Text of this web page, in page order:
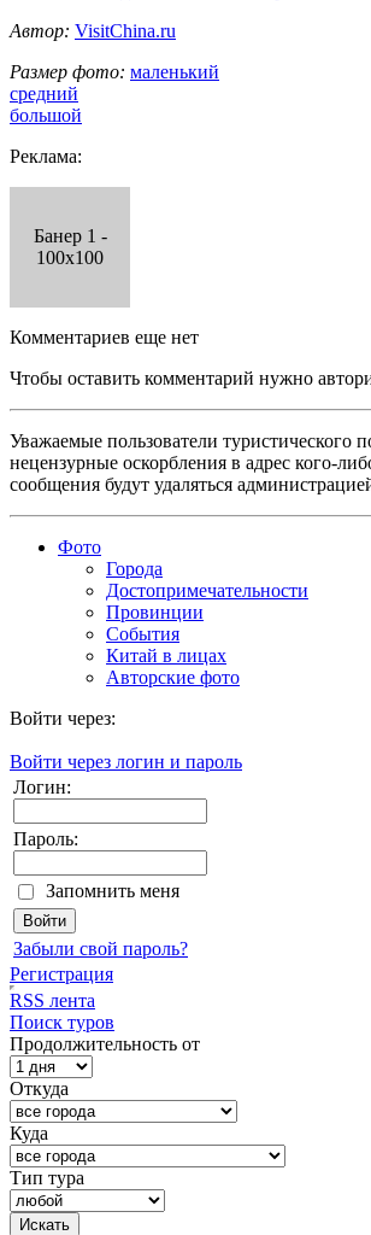
Автор: VisitChina.ru
Размер фото: маленький
средний
большой
Реклама:
Банер 1 -
100x100
Комментариев еще нет
Чтобы оставить комментарий нужно
Уважаемые пользователи туристического
нецензурные оскорбления в адрес кого-
сообщения будут удаляться
Фото
Города
Достопримечательности
Провинции
События
Китай в лицах
Авторские фото
Войти через:
Войти через логин и пароль
Логин:
Пароль:
Запомнить меня
Забыли свой пароль?
Регистрация
RSS лента
Поиск туров
Продолжительность от
Откуда
Куда
Тип тура